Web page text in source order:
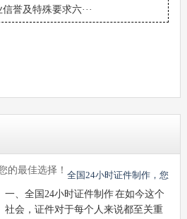
誉及特殊要求六···
全国24小时证件制作，您
的最佳选择！
一、全国24小时证件制作 在如今这个
社会，证件对于每个人来说都至关重